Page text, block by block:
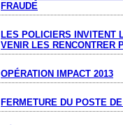
FRAUDE
LES POLICIERS INVITENT
VENIR LES RENCONTRER
OPÉRATION IMPACT 2013
FERMETURE DU POSTE